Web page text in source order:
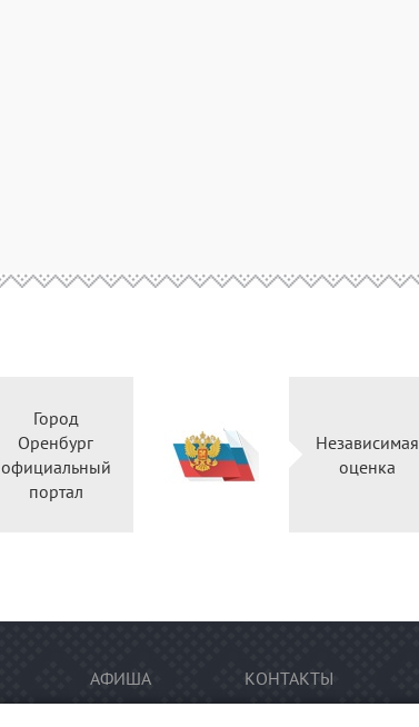
Город
Оренбург
официальный
портал
Независимая
оценка
АФИША КОНТАКТЫ